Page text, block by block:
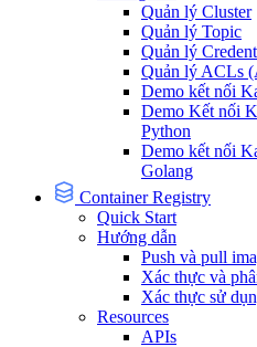
Quản lý Cluster
Quản lý Topic
Quản lý
Quản lý ACLs
Demo kết nối
Demo Kết nối
Python
Demo kết nối
Golang
Container Registry
Quick Start
Hướng dẫn
Push và pull
Xác thực và
Xác thực sử
Resources
APIs